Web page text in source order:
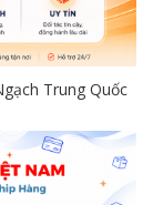
Trung Quốc